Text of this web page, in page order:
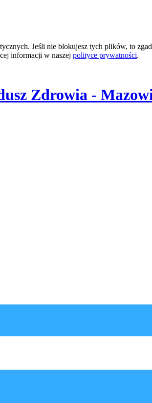
Jeśli nie blokujesz tych plików, to
informacji w naszej polityce prywatności.
Zdrowia -